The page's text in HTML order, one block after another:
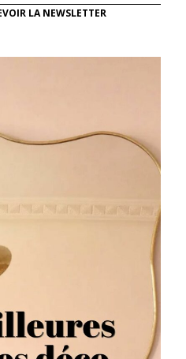
LA NEWSLETTER